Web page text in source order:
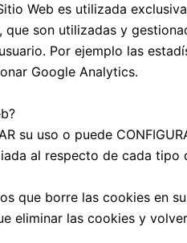
Web es utilizada
son utilizadas y
Por ejemplo las
Google Analytics.
su uso o puede
al respecto de cada
que borre las cookies en
eliminar las cookies y